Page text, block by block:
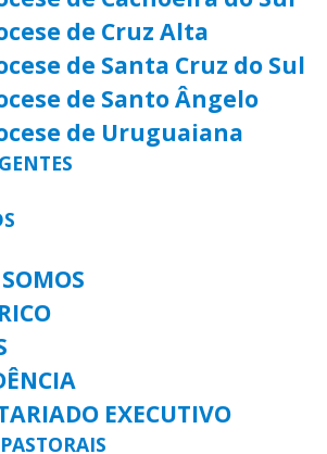
de Cruz Alta
de Santa Cruz do Sul
de Santo Ângelo
de Uruguaiana
EXECUTIVO